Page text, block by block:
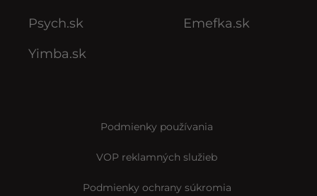
Psych.sk
Yimba.sk
Emefka.sk
Podmienky používania
VOP reklamných služieb
Podmienky ochrany súkromia